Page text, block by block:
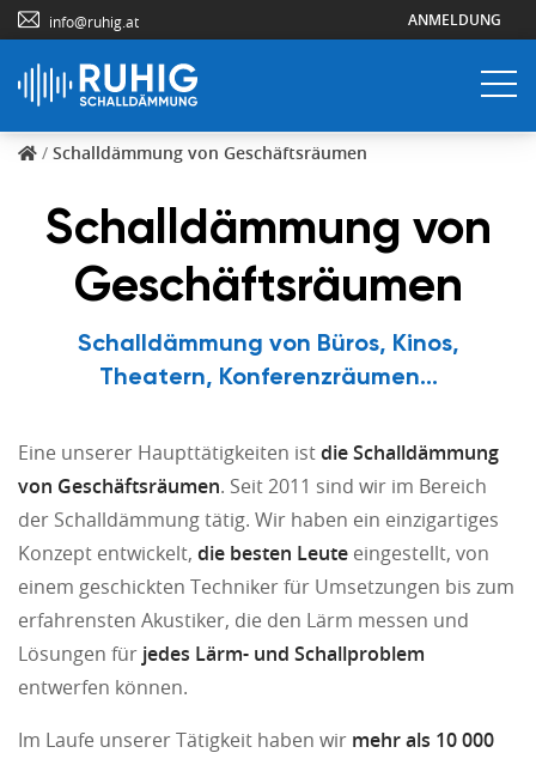
info@ruhig.at ANMELDUNG
/ Schalldämmung von Geschäftsräumen
Schalldämmung von
Geschäftsräumen
Schalldämmung von Büros, Kinos,
Theatern, Konferenzräumen...
Eine unserer Haupttätigkeiten istdie Schalldämmung
von Geschäftsräumen. Seit 2011 sind wir im Bereich
der Schalldämmung tätig. Wir haben ein einzigartiges
Konzept entwickelt, die besten Leute eingestellt, von
einem geschickten Techniker für Umsetzungen bis zum
erfahrensten Akustiker, die den Lärm messen und
Lösungen für jedes Lärm- und Schallproblem
entwerfen können.
Im Laufe unserer Tätigkeit haben wir mehr als 10 000